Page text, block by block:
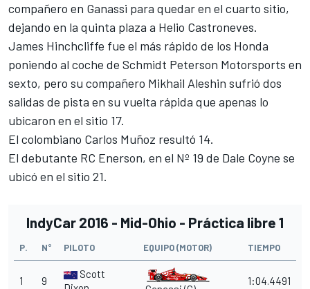
compañero en Ganassi para quedar en el cuarto sitio,
dejando en la quinta plaza a Helio Castroneves.
James Hinchcliffe fue el más rápido de los Honda
poniendo al coche de Schmidt Peterson Motorsports en
sexto, pero su compañero Mikhail Aleshin sufrió dos
salidas de pista en su vuelta rápida que apenas lo
ubicaron en el sitio 17.
El colombiano Carlos Muñoz resultó 14.
El debutante RC Enerson, en el Nº 19 de Dale Coyne se
ubicó en el sitio 21.
IndyCar 2016 - Mid-Ohio - Práctica libre 1
P. N° PILOTO EQUIPO (MOTOR) TIEMPO
1 9
Scott
1:04.4491